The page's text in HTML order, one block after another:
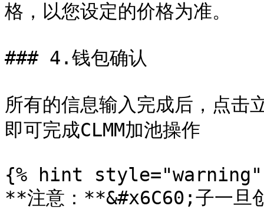
格，以您设定的价格为准。
### 4.钱包确认
所有的信息输入完成后，点击
即可完成CLMM加池操作
{% hint style="warning"
**注意：**&#x6C60;子一旦